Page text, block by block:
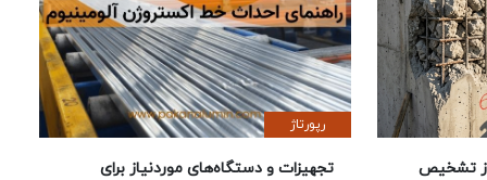
تشخیص
رپورتاژ
تجهیزات و دستگاه‌های موردنیاز برای